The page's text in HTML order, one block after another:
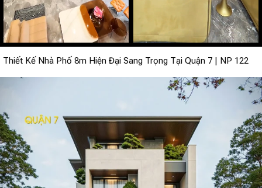
Thiết Kế Nhà Phố 8m Hiện Đại Sang Trọng Tại Quận 7 | NP 122